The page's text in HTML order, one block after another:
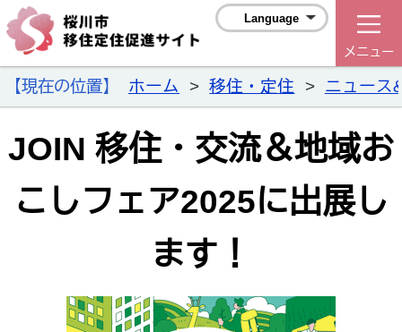
桜川市移住
メニュー
Language
【現在の位置】 ホーム > 移住・定住 > ニュース
JOIN 移住・交流＆地域お
こしフェア2025に出展し
ます！